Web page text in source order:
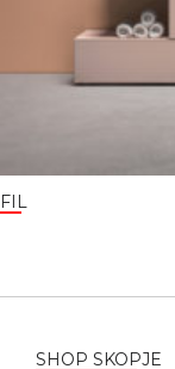
FIL
SHOP SKOPJE